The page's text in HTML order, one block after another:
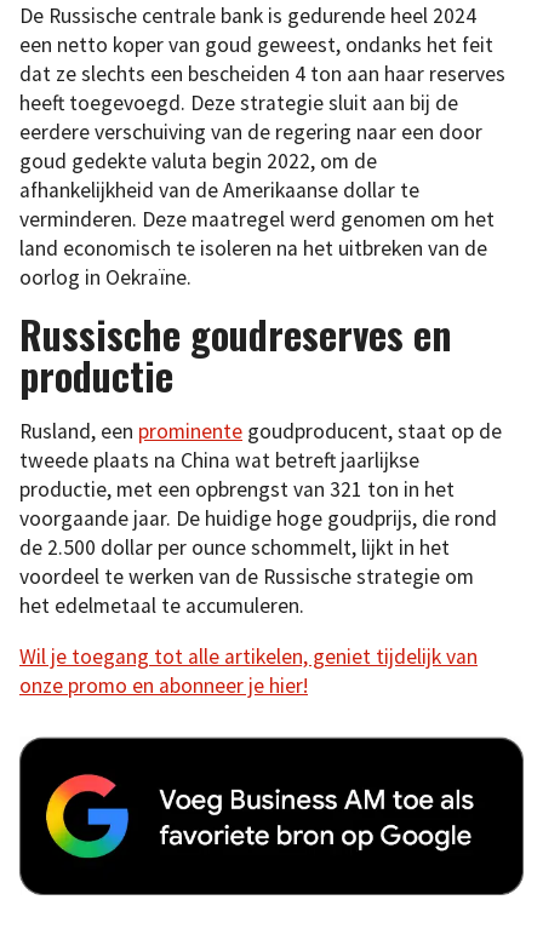
De Russische centrale bank is gedurende heel 2024
een netto koper van goud geweest, ondanks het feit
dat ze slechts een bescheiden 4 ton aan haar reserves
heeft toegevoegd. Deze strategie sluit aan bij de
eerdere verschuiving van de regering naar een door
goud gedekte valuta begin 2022, om de
afhankelijkheid van de Amerikaanse dollar te
verminderen. Deze maatregel werd genomen om het
land economisch te isoleren na het uitbreken van de
oorlog in Oekraïne.
Russische goudreserves en
productie
Rusland, een prominente goudproducent, staat op de
tweede plaats na China wat betreft jaarlijkse
productie, met een opbrengst van 321 ton in het
voorgaande jaar. De huidige hoge goudprijs, die rond
de 2.500 dollar per ounce schommelt, lijkt in het
voordeel te werken van de Russische strategie om
het edelmetaal te accumuleren.
Wil je toegang tot alle artikelen, geniet tijdelijk van
onze promo en abonneer je hier!